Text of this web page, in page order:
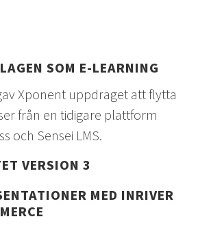
SOM E-LEARNING
Xponent uppdraget att flytta
från en tidigare plattform
och Sensei LMS.
VERSION 3
MED INRIVER